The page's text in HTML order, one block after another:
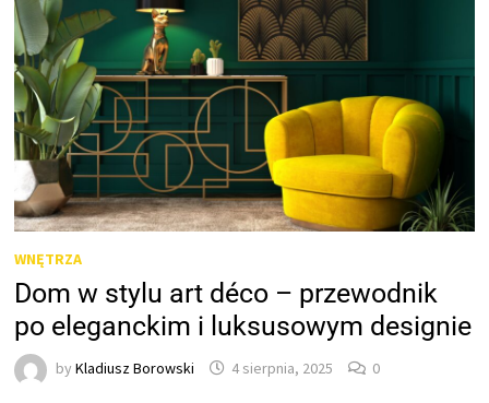
WNĘTRZA
Dom w stylu art déco – przewodnik
po eleganckim i luksusowym designie
byKladiusz Borowski 4 sierpnia, 2025 0